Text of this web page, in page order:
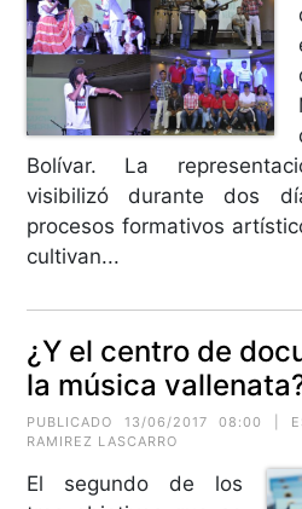
Bolívar. La
visibilizó durante dos
procesos formativos
cultivan...
¿Y el centro de
la música
PUBLICADO 13/06/2017 08:00 |
RAMIREZ LASCARRO
El segundo de los